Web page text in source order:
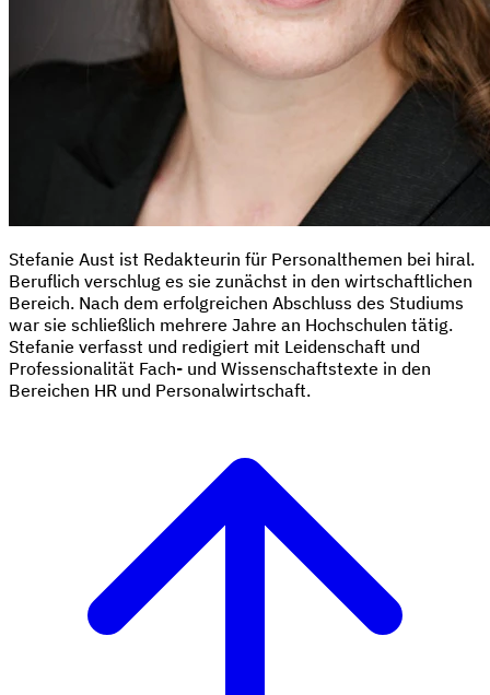
Stefanie Aust ist Redakteurin für Personalthemen bei hiral.
Beruflich verschlug es sie zunächst in den wirtschaftlichen
Bereich. Nach dem erfolgreichen Abschluss des Studiums
war sie schließlich mehrere Jahre an Hochschulen tätig.
Stefanie verfasst und redigiert mit Leidenschaft und
Professionalität Fach- und Wissenschaftstexte in den
Bereichen HR und Personalwirtschaft.